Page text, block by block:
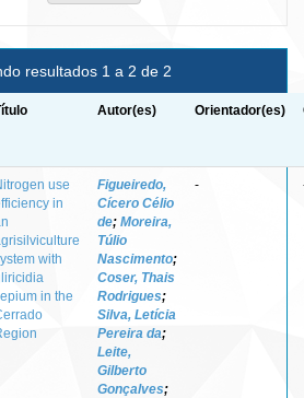
resultados 1 a 2 de 2
Autor(es) Orientador(es)
use
in
with
in the
Figueiredo,
Cícero Célio
de; Moreira,
Túlio
Nascimento;
Coser, Thais
Rodrigues;
Silva, Letícia
Pereira da;
Leite,
Gilberto
Gonçalves;
-